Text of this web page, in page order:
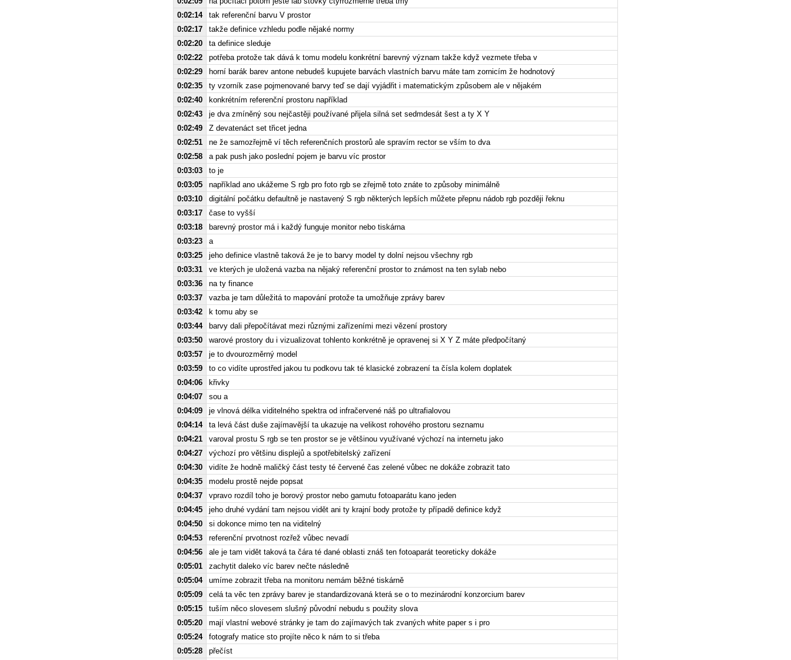
0:02:14
tak referenční barvu V prostor
0:02:17
takže definice vzhledu podle nějaké normy
0:02:20
ta definice sleduje
0:02:22
potřeba protože tak dává k tomu modelu konkrétní barevný význam takže když vezmete třeba v
0:02:29
horní barák barev antone nebudeš kupujete barvách vlastních barvu máte tam zornicím že hodnotový
0:02:35
ty vzorník zase pojmenované barvy teď se dají vyjádřit i matematickým způsobem ale v nějakém
0:02:40
konkrétním referenční prostoru například
0:02:43
je dva zmíněný sou nejčastěji používané přijela silná set sedmdesát šest a ty X Y
0:02:49
Z devatenáct set třicet jedna
0:02:51
ne že samozřejmě ví těch referenčních prostorů ale spravím rector se vším to dva
0:02:58
a pak push jako poslední pojem je barvu víc prostor
0:03:03
to je
0:03:05
například ano ukážeme S rgb pro foto rgb se zřejmě toto znáte to způsoby minimálně
0:03:10
digitální počátku defaultně je nastavený S rgb některých lepších můžete přepnu nádob rgb později řeknu
0:03:17
čase to vyšší
0:03:18
barevný prostor má i každý funguje monitor nebo tiskárna
0:03:23
a
0:03:25
jeho definice vlastně taková že je to barvy model ty dolní nejsou všechny rgb
0:03:31
ve kterých je uložená vazba na nějaký referenční prostor to známost na ten sylab nebo
0:03:36
na ty finance
0:03:37
vazba je tam důležitá to mapování protože ta umožňuje zprávy barev
0:03:42
k tomu aby se
0:03:44
barvy dali přepočítávat mezi různými zařízeními mezi vězení prostory
0:03:50
warové prostory du i vizualizovat tohlento konkrétně je opravenej si X Y Z máte předpočítaný
0:03:57
je to dvourozměrný model
0:03:59
to co vidíte uprostřed jakou tu podkovu tak té klasické zobrazení ta čísla kolem doplatek
0:04:06
křivky
0:04:07
sou a
0:04:09
je vlnová délka viditelného spektra od infračervené náš po ultrafialovou
0:04:14
ta levá část duše zajímavější ta ukazuje na velikost rohového prostoru seznamu
0:04:21
varoval prostu S rgb se ten prostor se je většinou využívané výchozí na internetu jako
0:04:27
výchozí pro většinu displejů a spotřebitelský zařízení
0:04:30
vidíte že hodně maličký část testy té červené čas zelené vůbec ne dokáže zobrazit tato
0:04:35
modelu prostě nejde popsat
0:04:37
vpravo rozdíl toho je borový prostor nebo gamutu fotoaparátu kano jeden
0:04:45
jeho druhé vydání tam nejsou vidět ani ty krajní body protože ty případě definice když
0:04:50
si dokonce mimo ten na viditelný
0:04:53
referenční prvotnost rozřež vůbec nevadí
0:04:56
ale je tam vidět taková ta čára té dané oblasti znáš ten fotoaparát teoreticky dokáže
0:05:01
zachytit daleko víc barev nečte následně
0:05:04
umíme zobrazit třeba na monitoru nemám běžné tiskárně
0:05:09
celá ta věc ten zprávy barev je standardizovaná která se o to mezinárodní konzorcium barev
0:05:15
tuším něco slovesem slušný původní nebudu s použity slova
0:05:20
mají vlastní webové stránky je tam do zajímavých tak zvaných white paper s i pro
0:05:24
fotografy matice sto projíte něco k nám to si třeba
0:05:28
přečíst